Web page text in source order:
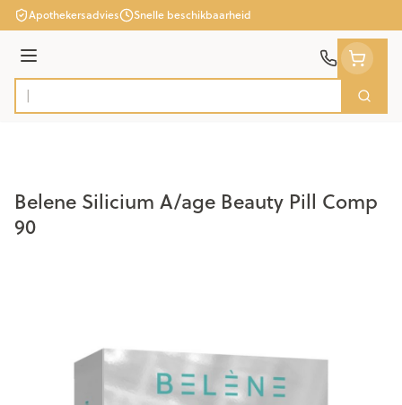
Ga naar de inhoud
Apothekersadvies Snelle beschikbaarheid
Menu
Product, merk, categorie...
Zoek
Belene Silicium A/age Beauty Pill Comp
90